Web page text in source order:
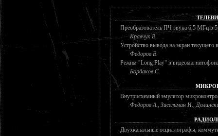
Преобразователь ПЧ звука 6,5 МГц в
Кравчук В.
Устройство вывода на экран текущего
Федоров В.
Режим "Long Play" в
Бордаков С.
Внутрисхемный эмулятор
Федоров А., Зисельман И.,
Двухканальные осциллографы,